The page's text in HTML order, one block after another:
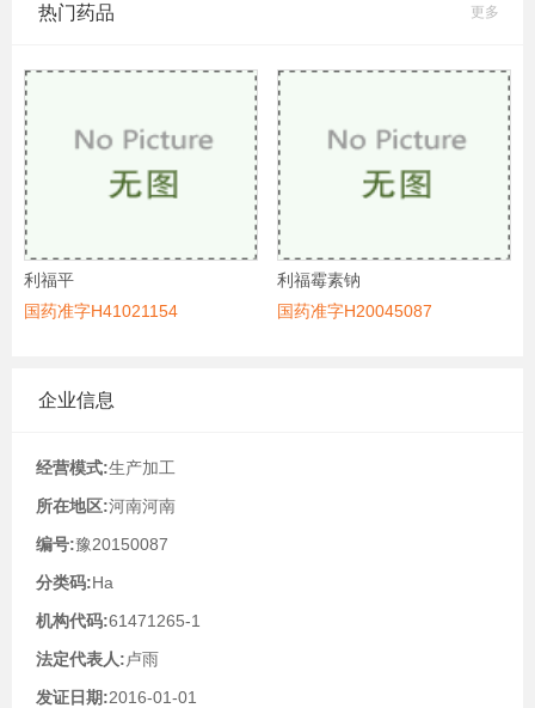
热门药品 更多
利福平
国药准字H41021154
利福霉素钠
国药准字H20045087
企业信息
经营模式:生产加工
所在地区:河南河南
编号:豫20150087
分类码:Ha
机构代码:61471265-1
法定代表人:卢雨
发证日期:2016-01-01